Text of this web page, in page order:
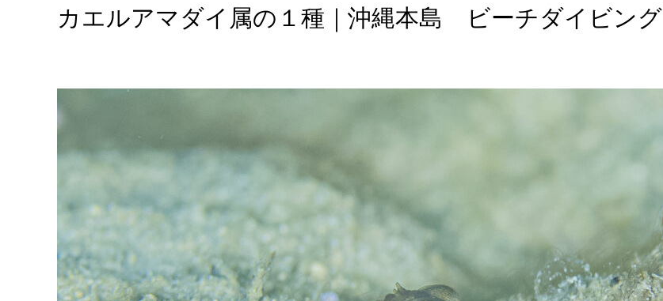
カエルアマダイ属の１種｜沖縄本島 ビーチダイビング